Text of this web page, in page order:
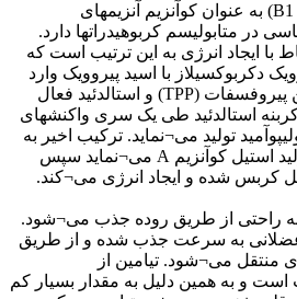
تیامین هیدوکلراید (ویتامین B1) به عنوان کوآنزیم آنزیمهای
در متابولیسم کربوهیدراتها دارد.
با ایجاد انرژی به این ترتیب است که
دکربوکسیلاز با اسید پیروویک وارد
عمل شده و تبدیل به تیامین پیروفسفات (TPP) و استالدئید فعال
استالدئید طی یک سری واکنشهای
تولید می¬نماید. ترکیب اخیر به
کوآنزیم A منتقل شده و تولید استیل کوآنزیم A می¬نماید سپس
راحتی از طریق روده جذب می¬شود.
عضلانی به سرعت جذب شده و از طریق
منتقل می¬شود. تیامین از
است و به همین دلیل به مقدار بسیار کم